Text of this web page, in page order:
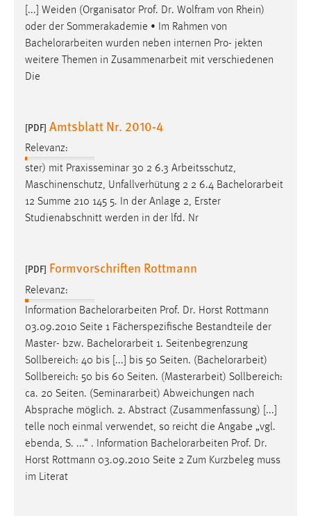
[...] Weiden (Organisator Prof. Dr. Wolfram von Rhein)
oder der Sommerakademie • Im Rahmen von
Bachelorarbeiten wurden neben internen Pro- jekten
weitere Themen in Zusammenarbeit mit verschiedenen
Die
[PDF] Amtsblatt Nr. 2010-4
Relevanz:
ster) mit Praxisseminar 30 2 6.3 Arbeitsschutz,
Maschinenschutz, Unfallverhütung 2 2 6.4 Bachelorarbeit
12 Summe 210 145 5. In der Anlage 2, Erster
Studienabschnitt werden in der lfd. Nr
[PDF] Formvorschriften Rottmann
Relevanz:
Information Bachelorarbeiten Prof. Dr. Horst Rottmann
03.09.2010 Seite 1 Fächerspezifische Bestandteile der
Master- bzw. Bachelorarbeit 1. Seitenbegrenzung
Sollbereich: 40 bis [...] bis 50 Seiten. (Bachelorarbeit)
Sollbereich: 50 bis 60 Seiten. (Masterarbeit) Sollbereich:
ca. 20 Seiten. (Seminararbeit) Abweichungen nach
Absprache möglich. 2. Abstract (Zusammenfassung) [...]
telle noch einmal verwendet, so reicht die Angabe „vgl.
ebenda, S. ...“ . Information Bachelorarbeiten Prof. Dr.
Horst Rottmann 03.09.2010 Seite 2 Zum Kurzbeleg muss
im Literat